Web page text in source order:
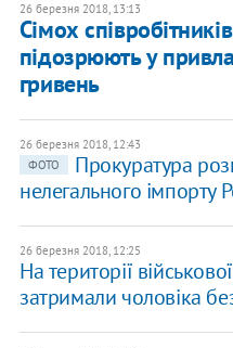
26 березня 2018, 13:13
Сімох
підозрюють у
гривень
26 березня 2018, 12:43
ФОТО
Прокуратура
нелегального імпорту
26 березня 2018, 12:25
На території
затримали чоловіка